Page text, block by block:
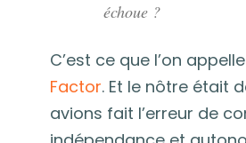
échoue ?
C’est ce que l’on
Factor. Et le nôtre était
avions fait l’erreur de